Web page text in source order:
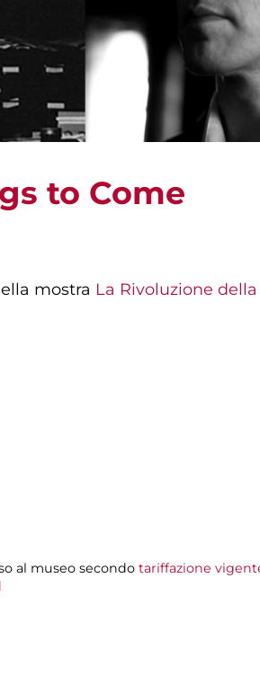
to Come
mostra La Rivoluzione
al museo secondo tariffazione